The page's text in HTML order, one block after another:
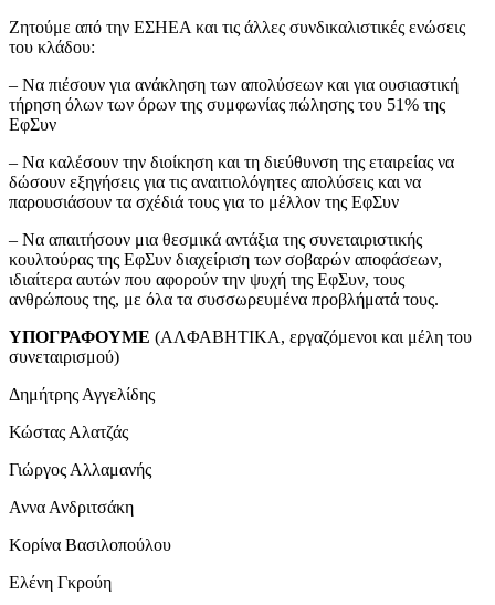
Ζητούμε από την ΕΣΗΕΑ και τις άλλες συνδικαλιστικές ενώσεις
του κλάδου:
– Να πιέσουν για ανάκληση των απολύσεων και για ουσιαστική
τήρηση όλων των όρων της συμφωνίας πώλησης του 51% της
ΕφΣυν
– Να καλέσουν την διοίκηση και τη διεύθυνση της εταιρείας να
δώσουν εξηγήσεις για τις αναιτιολόγητες απολύσεις και να
παρουσιάσουν τα σχέδιά τους για το μέλλον της ΕφΣυν
– Να απαιτήσουν μια θεσμικά αντάξια της συνεταιριστικής
κουλτούρας της ΕφΣυν διαχείριση των σοβαρών αποφάσεων,
ιδιαίτερα αυτών που αφορούν την ψυχή της ΕφΣυν, τους
ανθρώπους της, με όλα τα συσσωρευμένα προβλήματά τους.
ΥΠΟΓΡΑΦΟΥΜΕ (ΑΛΦΑΒΗΤΙΚΑ, εργαζόμενοι και μέλη του
συνεταιρισμού)
Δημήτρης Αγγελίδης
Κώστας Αλατζάς
Γιώργος Αλλαμανής
Αννα Ανδριτσάκη
Κορίνα Βασιλοπούλου
Ελένη Γκρούη